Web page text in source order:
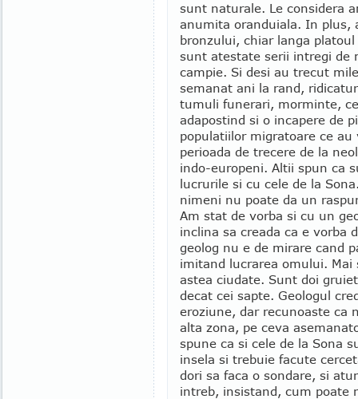
sunt naturale. Le considera
anumita oranduiala. In plus,
bronzului, chiar langa
sunt atestate serii intregi de
campie. Si desi au trecut
semanat ani la rand,
tumuli funerari, morminte,
adapostind si o incapere de
populatiilor migratoare ce
perioada de trecere de la
indo-europeni. Altii spun ca
lucrurile si cu cele de la
nimeni nu poate da un
Am stat de vorba si cu un
inclina sa creada ca e vorba
geolog nu e de mirare cand
imitand lucrarea omului.
astea ciudate. Sunt doi
decat cei sapte. Geologul
eroziune, dar recunoaste ca
alta zona, pe ceva
spune ca si cele de la Sona
insela si trebuie facute
dori sa faca o sondare, si
intreb, insistand, cum poate